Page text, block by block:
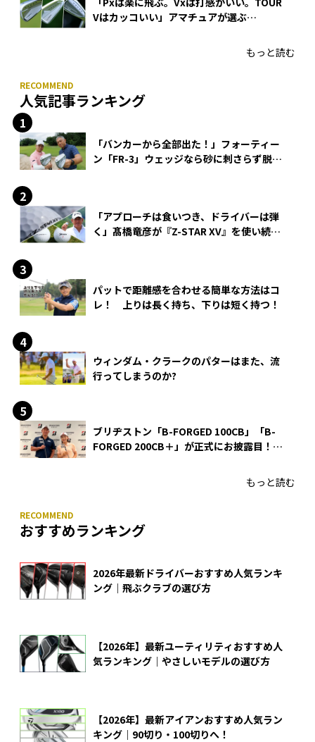
Vはカッコいい」アマチュアが選ぶ
もっと読む
人気記事ランキング
「バンカーから全部出た！」フォーティー
ン「FR-3」ウェッジなら砂に刺さらず脱出
「アプローチは食いつき、ドライバーは弾
く」髙橋竜彦が『Z-STAR XV』を使い続け
パットで距離感を合わせる簡単な方法はコ
レ！ 上りは長く持ち、下りは短く持つ！
ウィンダム・クラークのパターはまた、流
行ってしまうのか?
ブリヂストン「B-FORGED 100CB」「B-
FORGED 200CB＋」が正式にお披露目！
もっと読む
おすすめランキング
2026年最新ドライバーおすすめ人気ランキ
ング｜飛ぶクラブの選び方
【2026年】最新ユーティリティおすすめ人
気ランキング｜やさしいモデルの選び方
【2026年】最新アイアンおすすめ人気ラン
キング｜90切り・100切りへ！